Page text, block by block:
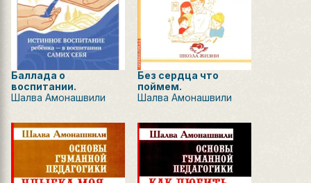
Баллада о
воспитании.
Шалва Амонашвили
Без сердца что
поймем.
Шалва Амонашвили